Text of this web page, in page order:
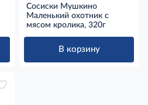
Сосиски Мушкино
Маленький охотник с
мясом кролика, 320г
В корзину